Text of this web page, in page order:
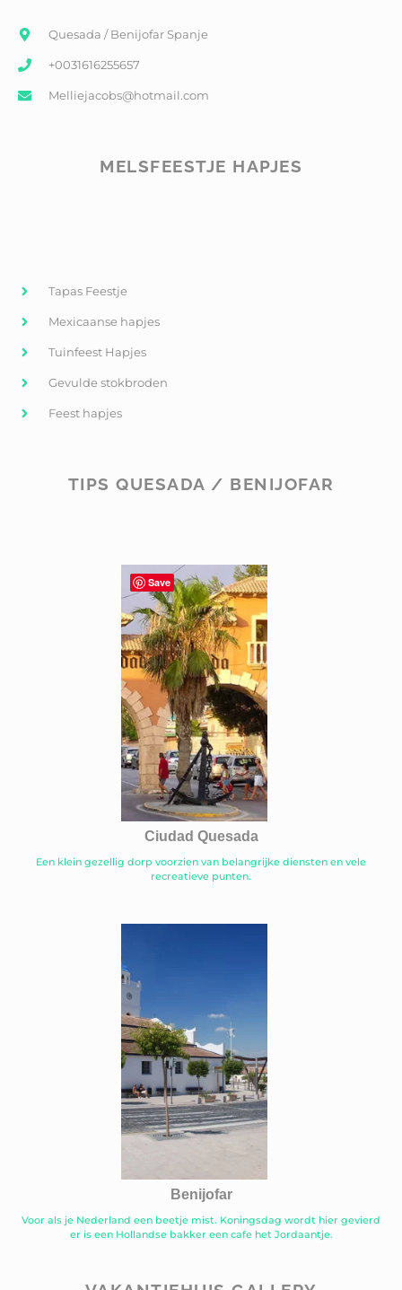
Quesada / Benijofar Spanje
+0031616255657
Melliejacobs@hotmail.com
MELSFEESTJE HAPJES
Tapas Feestje
Mexicaanse hapjes
Tuinfeest Hapjes
Gevulde stokbroden
Feest hapjes
TIPS QUESADA / BENIJOFAR
Ciudad Quesada
Een klein gezellig dorp voorzien van belangrijke diensten en vele
recreatieve punten.
Benijofar
Voor als je Nederland een beetje mist. Koningsdag wordt hier gevierd
er is een Hollandse bakker een cafe het Jordaantje.
Save